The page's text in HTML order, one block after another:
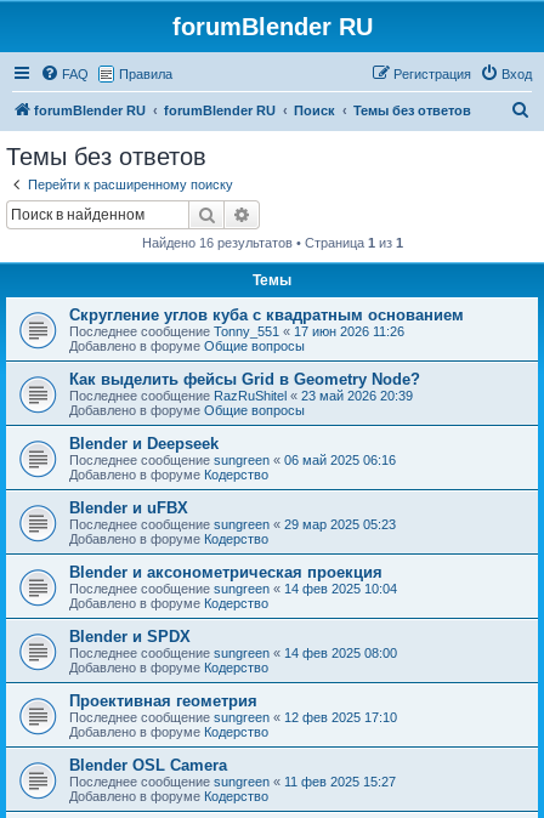
forumBlender RU
FAQ Правила Вход
Регистрация
forumBlender RU forumBlender RU Поиск Темы без ответов
Темы без ответов
Перейти к расширенному поиску
Поиск
Найдено 16 результатов • Страница 1 из 1
Темы
Скругление углов куба с квадратным основанием
Последнее сообщение Tonny_551 « 17 июн 2026 11:26
Добавлено в форуме Общие вопросы
Как выделить фейсы Grid в Geometry Node?
Последнее сообщение RazRuShitel « 23 май 2026 20:39
Добавлено в форуме Общие вопросы
Blender и Deepseek
Последнее сообщение sungreen « 06 май 2025 06:16
Добавлено в форуме Кодерство
Blender и uFBX
Последнее сообщение sungreen « 29 мар 2025 05:23
Добавлено в форуме Кодерство
Blender и аксонометрическая проекция
Последнее сообщение sungreen « 14 фев 2025 10:04
Добавлено в форуме Кодерство
Blender и SPDX
Последнее сообщение sungreen « 14 фев 2025 08:00
Добавлено в форуме Кодерство
Проективная геометрия
Последнее сообщение sungreen « 12 фев 2025 17:10
Добавлено в форуме Кодерство
Blender OSL Camera
Последнее сообщение sungreen « 11 фев 2025 15:27
Добавлено в форуме Кодерство